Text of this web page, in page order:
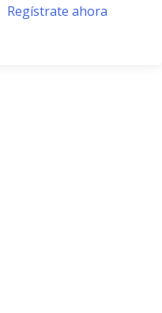
Regístrate ahora